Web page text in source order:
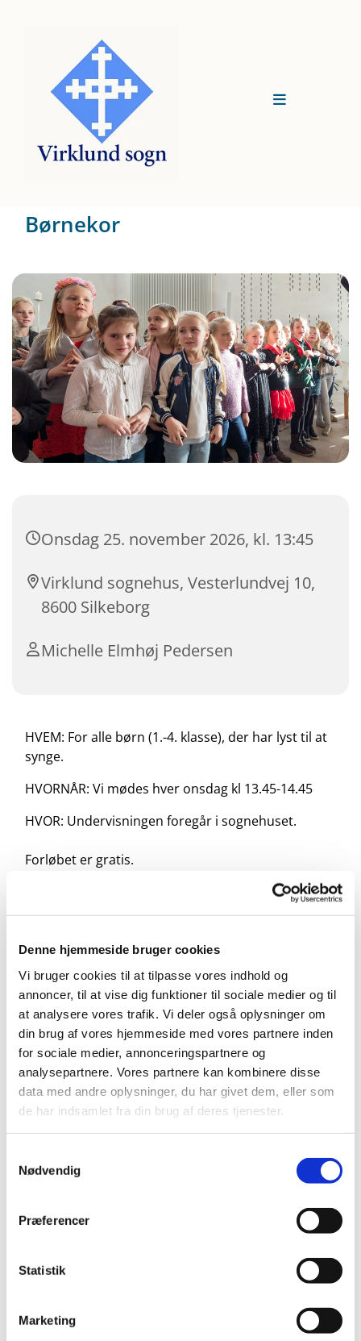
Denne hjemmeside bruger cookies
Vi bruger cookies til at tilpasse vores indhold og
annoncer, til at vise dig funktioner til sociale medier og til
at analysere vores trafik. Vi deler også oplysninger om
din brug af vores hjemmeside med vores partnere inden
for sociale medier, annonceringspartnere og
analysepartnere. Vores partnere kan kombinere disse
data med andre oplysninger, du har givet dem, eller som
de har indsamlet fra din brug af deres tjenester.
Nødvendig
Præferencer
Statistik
Marketing
Børnekor
Onsdag 25. november 2026, kl. 13:45
Virklund sognehus, Vesterlundvej 10,
8600 Silkeborg
Michelle Elmhøj Pedersen
HVEM: For alle børn (1.-4. klasse), der har lyst til at
synge.
HVORNÅR: Vi mødes hver onsdag kl 13.45-14.45
HVOR: Undervisningen foregår i sognehuset.
Forløbet er gratis.
https://forms.churchdesk.com/f...
Du vil måske også kunne